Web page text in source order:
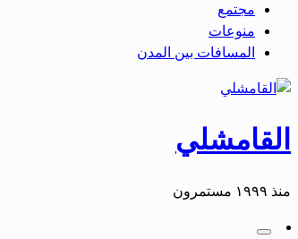
مجتمع
منوعات
المسافات بين المدن
القامشلي
منذ ١٩٩٩ مستمرون